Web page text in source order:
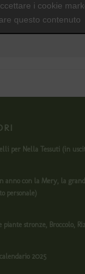
i cookie
questo contenuto
per Nella Tessuti (in
anno con la Mery, la
personale)
piante stronze, Broccolo,
2025